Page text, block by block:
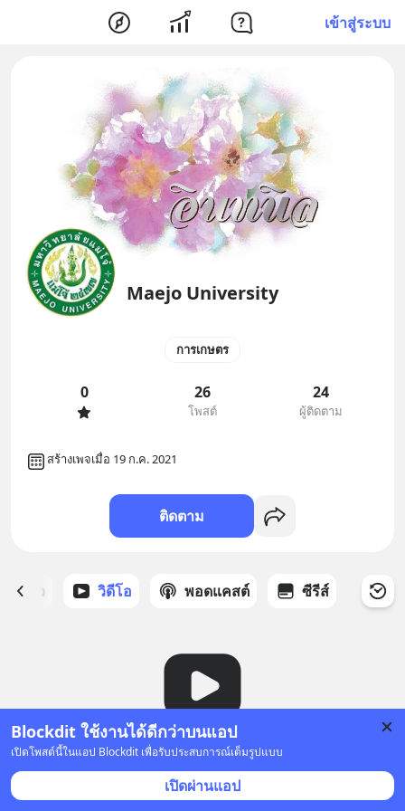
เข้าสู่ระบบ
Blockdit ใช้งานได้ดีกว่าบนแอป
เปิดโพสต์นี้ในแอป Blockdit เพื่อรับประสบการณ์เต็มรูปแบบ
เปิดผ่านแอป
Maejo University
การเกษตร
0 26
โพสต์
24
ผู้ติดตาม
สร้างเพจเมื่อ 19 ก.ค. 2021
ติดตาม
ด้ดาว วิดีโอ พอดแคสต์ ซีรีส์
ยังไม่มีวิดีโอ